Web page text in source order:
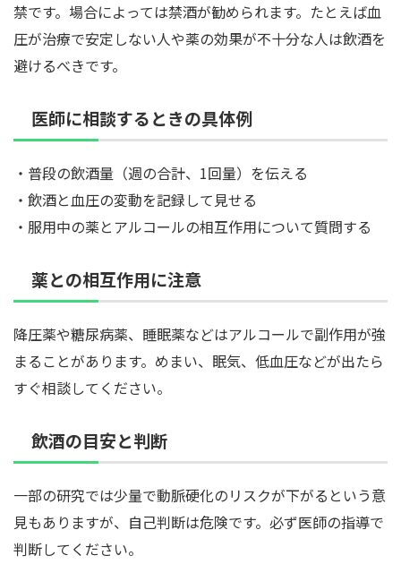
禁です。場合によっては禁酒が勧められます。たとえば血
圧が治療で安定しない人や薬の効果が不十分な人は飲酒を
避けるべきです。
医師に相談するときの具体例
・普段の飲酒量（週の合計、1回量）を伝える
・飲酒と血圧の変動を記録して見せる
・服用中の薬とアルコールの相互作用について質問する
薬との相互作用に注意
降圧薬や糖尿病薬、睡眠薬などはアルコールで副作用が強
まることがあります。めまい、眠気、低血圧などが出たら
すぐ相談してください。
飲酒の目安と判断
一部の研究では少量で動脈硬化のリスクが下がるという意
見もありますが、自己判断は危険です。必ず医師の指導で
判断してください。